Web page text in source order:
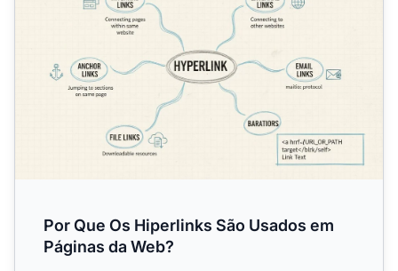
Por Que Os Hiperlinks São Usados em
Páginas da Web?